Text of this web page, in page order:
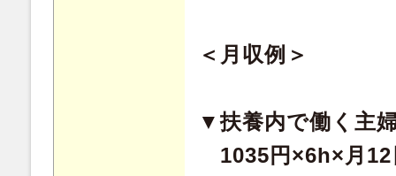
＜月収例＞
▼扶養内で働く主
1035円×6h×月12